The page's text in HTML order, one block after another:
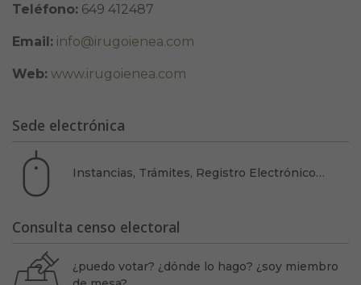
Teléfono: 649 412487
Email: info@irugoienea.com
Web: www.irugoienea.com
Sede electrónica
Instancias, Trámites, Registro Electrónico…
Consulta censo electoral
¿puedo votar? ¿dónde lo hago? ¿soy miembro